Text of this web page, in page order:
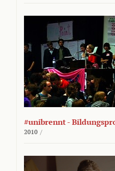
#unibrennt -
2010 /